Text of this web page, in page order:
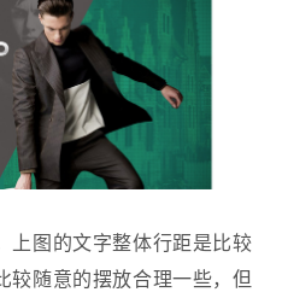
上图的文字整体行距是比较
较随意的摆放合理一些，但